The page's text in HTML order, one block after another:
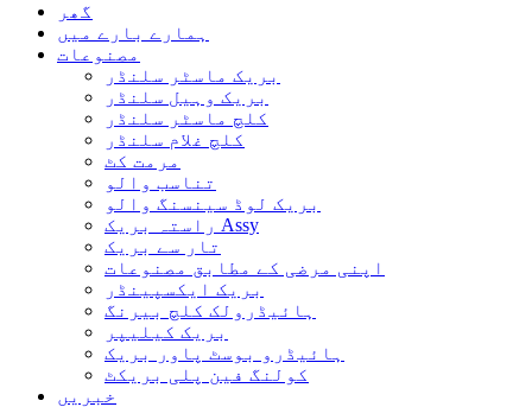
گھر
ہمارے بارے میں
مصنوعات
بریک ماسٹر سلنڈر
بریک وہیل سلنڈر
کلچ ماسٹر سلنڈر
کلچ غلام سلنڈر
مرمت کٹ
تناسب والو
بریک لوڈ سینسنگ والو
راستہ بریک Assy
تار سے بریک
اپنی مرضی کے مطابق مصنوعات
بریک ایکسپینڈر
ہائیڈرولک کلچ بیرنگ
بریک کیلیپر
ہائیڈرو بوسٹ پاور بریک
کولنگ فین پلی بریکٹ
خبریں